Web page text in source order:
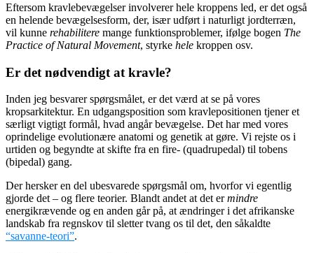
Eftersom kravlebevægelser involverer hele kroppens led, er det også
en helende bevægelsesform, der, især udført i naturligt jordterræn,
vil kunne rehabilitere mange funktionsproblemer, ifølge bogen The
Practice of Natural Movement, styrke hele kroppen osv.
Er det nødvendigt at kravle?
Inden jeg besvarer spørgsmålet, er det værd at se på vores
kropsarkitektur. En udgangsposition som kravlepositionen tjener et
særligt vigtigt formål, hvad angår bevægelse. Det har med vores
oprindelige evolutionære anatomi og genetik at gøre. Vi rejste os i
urtiden og begyndte at skifte fra en fire- (quadrupedal) til tobens
(bipedal) gang.
Der hersker en del ubesvarede spørgsmål om, hvorfor vi egentlig
gjorde det – og flere teorier. Blandt andet at det ermindre
energikrævende og en anden går på, at ændringer i det afrikanske
landskab fra regnskov til sletter tvang os til det, den såkaldte
“savanne-teori”.